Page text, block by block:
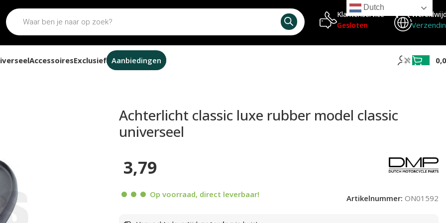
Klantenservice
Gesloten
AccessoiresExclusief Aanbiedingen
Achterlicht classic luxe rubber model classic
universeel
3,79
Op voorraad, direct leverbaar! Artikelnummer: ON01592
Dutch